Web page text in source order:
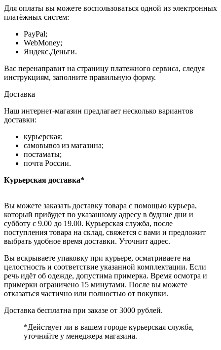
Для оплаты вы можете воспользоваться одной из электронных
платёжных систем:
PayPal;
WebMoney;
Яндекс.Деньги.
Вас перенаправит на страницу платежного сервиса, следуя
инструкциям, заполните правильную форму.
Доставка
Наш интернет-магазин предлагает несколько вариантов
доставки:
курьерская;
самовывоз из магазина;
постаматы;
почта России.
Курьерская доставка*
Вы можете заказать доставку товара с помощью курьера,
который прибудет по указанному адресу в будние дни и
субботу с 9.00 до 19.00. Курьерская служба, после
поступления товара на склад, свяжется с вами и предложит
выбрать удобное время доставки. Уточнит адрес.
Вы вскрываете упаковку при курьере, осматриваете на
целостность и соответствие указанной комплектации. Если
речь идёт об одежде, допустима примерка. Время осмотра и
примерки ограничено 15 минутами. После вы можете
отказаться частично или полностью от покупки.
Доставка бесплатна при заказе от 3000 рублей.
*Действует ли в вашем городе курьерская служба,
уточняйте у менеджера магазина.